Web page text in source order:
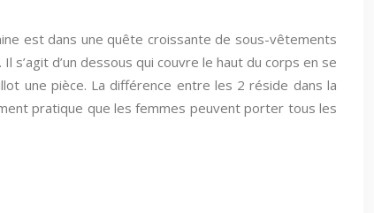
est dans une quête croissante de sous-vêtements
d’un dessous qui couvre le haut du corps en se
une pièce. La différence entre les 2 réside dans la
pratique que les femmes peuvent porter tous les